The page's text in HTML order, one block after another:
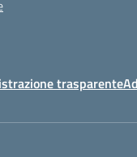
trasparente